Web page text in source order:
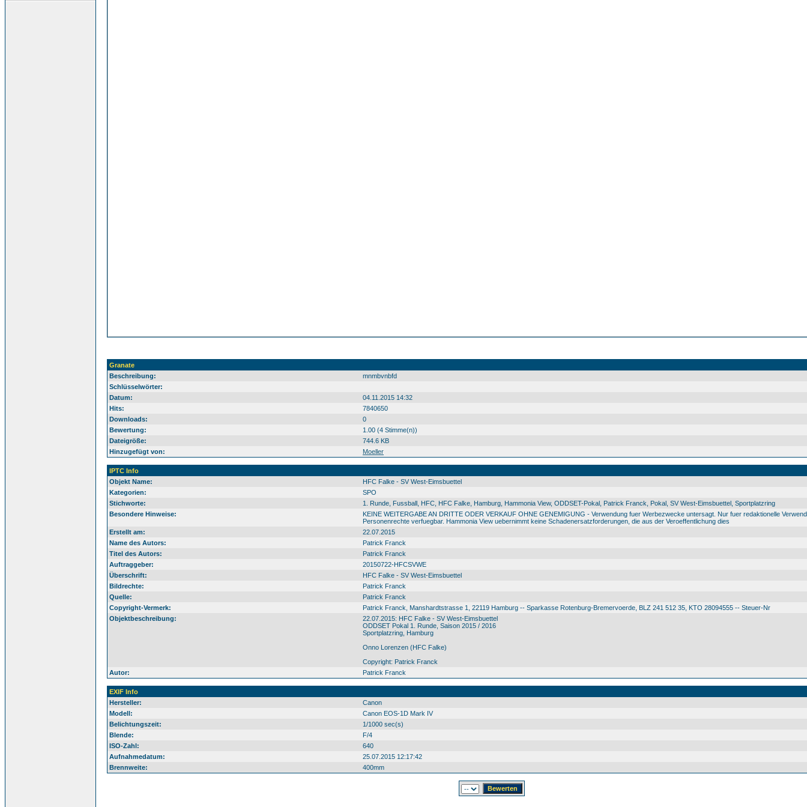
Granate
Beschreibung:
mnmbvnbfd
Schlüsselwörter:
Datum:
04.11.2015 14:32
Hits:
7840650
Downloads:
0
Bewertung:
1.00 (4 Stimme(n))
Dateigröße:
744.6 KB
Hinzugefügt von:
Moeller
IPTC Info
Objekt Name:
HFC Falke - SV West-Eimsbuettel
Kategorien:
SPO
Stichworte:
1. Runde, Fussball, HFC, HFC Falke, Hamburg, Hammonia View, ODDSET-Pokal, Patrick Franck, Pokal, SV West-Eimsbuettel, Sportplatzring
Besondere Hinweise:
KEINE WEITERGABE AN DRITTE ODER VERKAUF OHNE GENEMIGUNG - Verwendung fuer Werbezwecke untersagt. Nur fuer redaktionelle
Personenrechte verfuegbar. Hammonia View uebernimmt keine Schadenersatzforderungen, die aus der Veroeffentlichung dies
Erstellt am:
22.07.2015
Name des Autors:
Patrick Franck
Titel des Autors:
Patrick Franck
Auftraggeber:
20150722-HFCSVWE
Überschrift:
HFC Falke - SV West-Eimsbuettel
Bildrechte:
Patrick Franck
Quelle:
Patrick Franck
Copyright-Vermerk:
Patrick Franck, Manshardtstrasse 1, 22119 Hamburg -- Sparkasse Rotenburg-Bremervoerde, BLZ 241 512 35, KTO 28094555 -- Steuer-Nr
Objektbeschreibung:
22.07.2015: HFC Falke - SV West-Eimsbuettel
ODDSET Pokal 1. Runde, Saison 2015 / 2016
Sportplatzring, Hamburg
Onno Lorenzen (HFC Falke)
Copyright: Patrick Franck
Autor:
Patrick Franck
EXIF Info
Hersteller:
Canon
Modell:
Canon EOS-1D Mark IV
Belichtungszeit:
1/1000 sec(s)
Blende:
F/4
ISO-Zahl:
640
Aufnahmedatum:
25.07.2015 12:17:42
Brennweite:
400mm